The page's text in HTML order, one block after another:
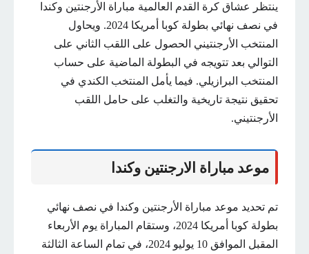
ينتظر عشاق كرة القدم العالمية مباراة الأرجنتين وكندا
في نصف نهائي بطولة كوبا أمريكا 2024. ويحاول
المنتخب الأرجنتيني الحصول على اللقب الثاني على
التوالي بعد تتويجه في البطولة الماضية على حساب
المنتخب البرازيلي. فيما يأمل المنتخب الكندي في
تحقيق نتيجة تاريخية والتغلب على حامل اللقب
الأرجنتيني.
موعد مباراة الارجنتين وكندا
تم تحديد موعد مباراة الأرجنتين وكندا في نصف نهائي
بطولة كوبا أمريكا 2024، وستقام المباراة يوم الأربعاء
المقبل الموافق 10 يوليو 2024، في تمام الساعة الثالثة